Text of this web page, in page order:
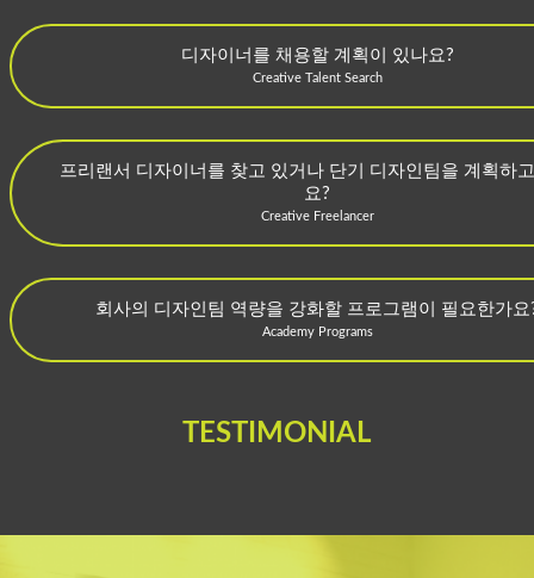
디자이너를 채용할 계획이 있나요?
Creative Talent Search
프리랜서 디자이너를 찾고 있거나 단기 디자인팀을 계획하
요?
Creative Freelancer
회사의 디자인팀 역량을 강화할 프로그램이 필요한가요
Academy Programs
TESTIMONIAL